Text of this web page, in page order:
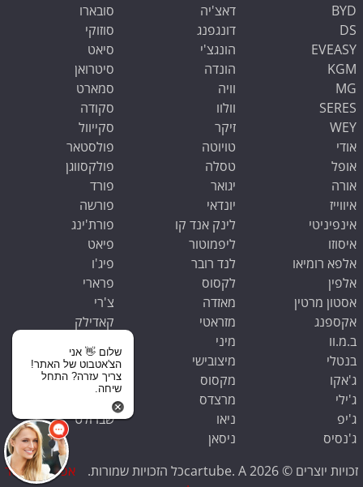
BYD
DS
EVEASY
KGM
MG
SERES
WEY
אודי
אופל
אורה
איווייז
אינפיניטי
איסוזו
אלפא רומיאו
אלפין
אסטון מרטין
אקספנג
ב.מ.וו
בנטלי
ג'אקו
ג'ילי
ג'יפ
ג'נסיס
דאצ'יה
דונגפנג
הונגצ'י
הונדה
וויה
וולוו
זיקר
טויוטה
טסלה
יגואר
יונדאי
לינק אנד קו
ליפמוטור
לנד רובר
לקסוס
מאזדה
מזראטי
מיני
מיצובישי
מקסוס
מרצדס
ניאו
ניסאן
סובארו
סוזוקי
סיאט
סיטרואן
סמארט
סקודה
סקייוול
פולסטאר
פולקסווגן
פורד
פורשה
פורת'ינג
פיאט
פיג'ו
פרארי
צ'רי
קאדילק
קיה
ראם
רנו
שברולט
זכויות יוצרים © 2026 cartube. Aכל הזכויות שמורות.
אפס קילומטר
שלום 👋 אני
הצ'אטבוט של האתר!
צריך עזרה? התחל
שיחה.